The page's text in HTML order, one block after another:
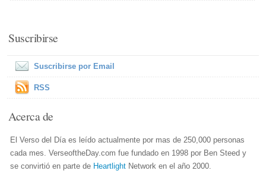
Suscribirse
Suscribirse por Email
RSS
Acerca de
El Verso del Día es leído actualmente por mas de 250,000 personas
cada mes. VerseoftheDay.com fue fundado en 1998 por Ben Steed y
se convirtió en parte de Heartlight Network en el año 2000.